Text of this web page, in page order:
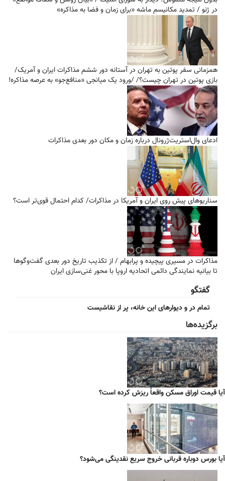
در ژنو / تمدید مکانیسم ماشه «برای زمان و فضا به مذاکره»
همزمانی سفر پوتین به تهران در آستانه دور ششم مذاکرات ایران و آمریک/
بازی پوتین در تهران چیست؟/ /ورود یک میانجی «منافع‌جو» به عرصه مذاکره!
ادعای وال‌استریت‌ژرونال درباره زمان و مکان دور بعدی مذاکرات
سناریوهای پیش روی ایران و آمریکا در مذاکرات/ کدام احتمال قوی‌تر است؟
مذاکرات در مسیری پیچیده و پرابهام / از تکذیب تاریخ دور بعدی گفت‌وگوها
تا بیانیه نمایندگی دائمی اتحادیه اروپا با محور غنی‌سازی ایران
گفتگو
تمام در و دیوارهای این خانه، پر از نقاشیست
برگزیده‌ها
آیا قیمت اوراق مسکن واقعاً ریزش کرده است؟
آیا بورس دوباره قربانی خروج سریع نقدینگی می‌شود؟